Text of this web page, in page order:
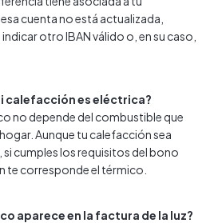
cuenta no está actualizada,
otro IBAN válido o, en su caso,
calefacción es eléctrica?
no depende del combustible que
Aunque tu calefacción sea
cumples los requisitos del bono
te corresponde el térmico.
aparece en la factura de la luz?